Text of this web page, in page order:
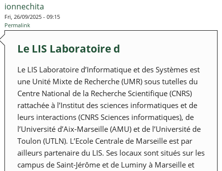
ionnechita
Fri, 26/09/2025 - 09:15
Permalink
Le LIS Laboratoire d
Le LIS Laboratoire d’Informatique et des Systèmes est
une Unité Mixte de Recherche (UMR) sous tutelles du
Centre National de la Recherche Scientifique (CNRS)
rattachée à l’Institut des sciences informatiques et de
leurs interactions (CNRS Sciences informatiques), de
l’Université d’Aix-Marseille (AMU) et de l’Université de
Toulon (UTLN). L’Ecole Centrale de Marseille est par
ailleurs partenaire du LIS. Ses locaux sont situés sur les
campus de Saint-Jérôme et de Luminy à Marseille et